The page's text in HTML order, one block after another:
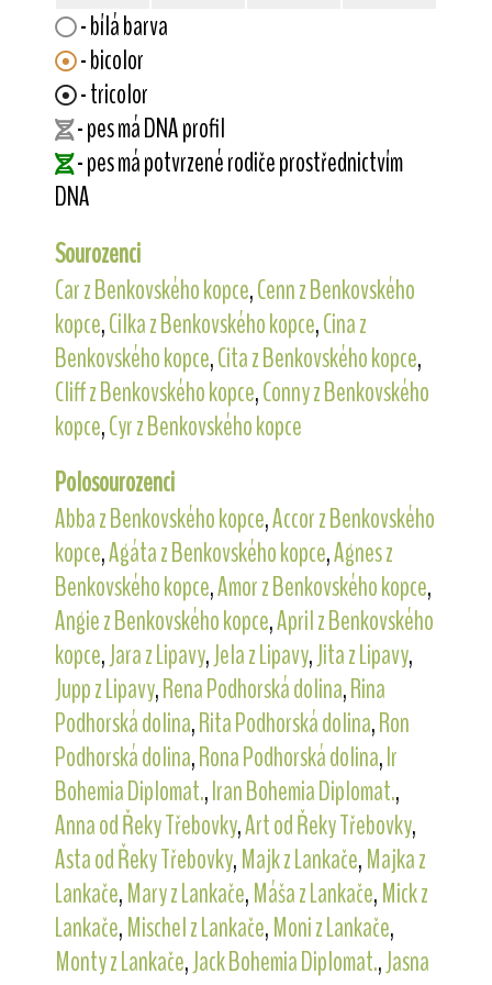
- bílá barva
- bicolor
- tricolor
- pes má DNA profil
- pes má potvrzené rodiče prostřednictvím
DNA
Sourozenci
Car z Benkovského kopce,Cenn z Benkovského
kopce,Cilka z Benkovského kopce,Cina z
Benkovského kopce,Cita z Benkovského kopce,
Cliff z Benkovského kopce,Conny z Benkovského
kopce,Cyr z Benkovského kopce
Polosourozenci
Abba z Benkovského kopce,Accor z Benkovského
kopce,Agáta z Benkovského kopce,Agnes z
Benkovského kopce,Amor z Benkovského kopce,
Angie z Benkovského kopce,April z Benkovského
kopce,Jara z Lipavy,Jela z Lipavy,Jita z Lipavy,
Jupp z Lipavy,Rena Podhorská dolina,Rina
Podhorská dolina,Rita Podhorská dolina,Ron
Podhorská dolina,Rona Podhorská dolina,Ir
Bohemia Diplomat.,Iran Bohemia Diplomat.,
Anna od Řeky Třebovky,Art od Řeky Třebovky,
Asta od Řeky Třebovky,Majk z Lankače,Majka z
Lankače,Mary z Lankače,Máša z Lankače,Mick z
Lankače,Mischel z Lankače,Moni z Lankače,
Monty z Lankače,Jack Bohemia Diplomat.,Jasna